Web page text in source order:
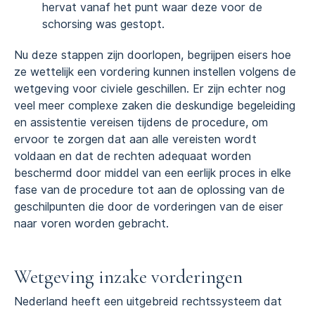
hervat vanaf het punt waar deze voor de
schorsing was gestopt.
Nu deze stappen zijn doorlopen, begrijpen eisers hoe
ze wettelijk een vordering kunnen instellen volgens de
wetgeving voor civiele geschillen. Er zijn echter nog
veel meer complexe zaken die deskundige begeleiding
en assistentie vereisen tijdens de procedure, om
ervoor te zorgen dat aan alle vereisten wordt
voldaan en dat de rechten adequaat worden
beschermd door middel van een eerlijk proces in elke
fase van de procedure tot aan de oplossing van de
geschilpunten die door de vorderingen van de eiser
naar voren worden gebracht.
Wetgeving inzake vorderingen
Nederland heeft een uitgebreid rechtssysteem dat